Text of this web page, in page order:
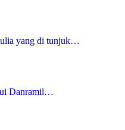
yang di tunjuk…
Danramil…